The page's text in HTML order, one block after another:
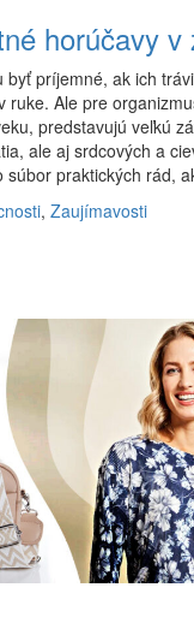
horúčavy v
byť príjemné, ak ich
ruke. Ale pre
predstavujú veľkú
ale aj srdcových a
súbor praktických rád,
, Zaujímavosti